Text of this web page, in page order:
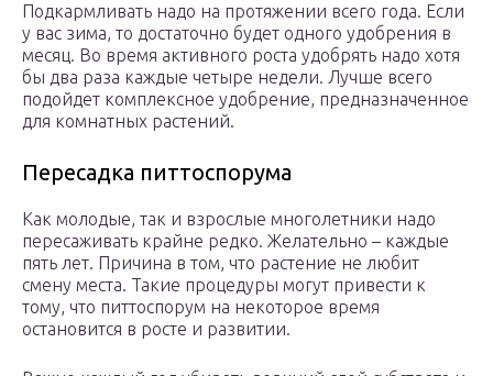
Подкармливать надо на протяжении всего года. Если
у вас зима, то достаточно будет одного удобрения в
месяц. Во время активного роста удобрять надо хотя
бы два раза каждые четыре недели. Лучше всего
подойдет комплексное удобрение, предназначенное
для комнатных растений.
Пересадка питтоспорума
Как молодые, так и взрослые многолетники надо
пересаживать крайне редко. Желательно – каждые
пять лет. Причина в том, что растение не любит
смену места. Такие процедуры могут привести к
тому, что питтоспорум на некоторое время
остановится в росте и развитии.